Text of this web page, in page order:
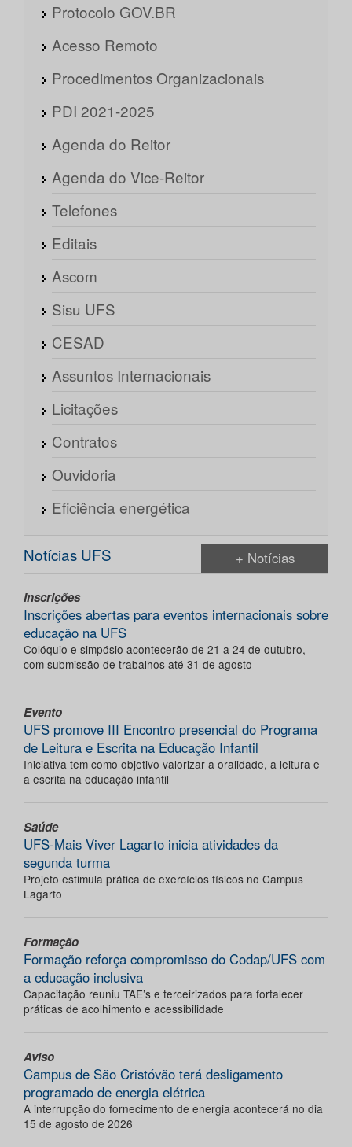
Protocolo GOV.BR
Acesso Remoto
Procedimentos Organizacionais
PDI 2021-2025
Agenda do Reitor
Agenda do Vice-Reitor
Telefones
Editais
Ascom
Sisu UFS
CESAD
Assuntos Internacionais
Licitações
Contratos
Ouvidoria
Eficiência energética
Notícias UFS + Notícias
Inscrições
Inscrições abertas para eventos internacionais sobre
educação na UFS
Colóquio e simpósio acontecerão de 21 a 24 de outubro,
com submissão de trabalhos até 31 de agosto
Evento
UFS promove III Encontro presencial do Programa
de Leitura e Escrita na Educação Infantil
Iniciativa tem como objetivo valorizar a oralidade, a leitura e
a escrita na educação infantil
Saúde
UFS-Mais Viver Lagarto inicia atividades da
segunda turma
Projeto estimula prática de exercícios físicos no Campus
Lagarto
Formação
Formação reforça compromisso do Codap/UFS com
a educação inclusiva
Capacitação reuniu TAE’s e terceirizados para fortalecer
práticas de acolhimento e acessibilidade
Aviso
Campus de São Cristóvão terá desligamento
programado de energia elétrica
A interrupção do fornecimento de energia acontecerá no dia
15 de agosto de 2026